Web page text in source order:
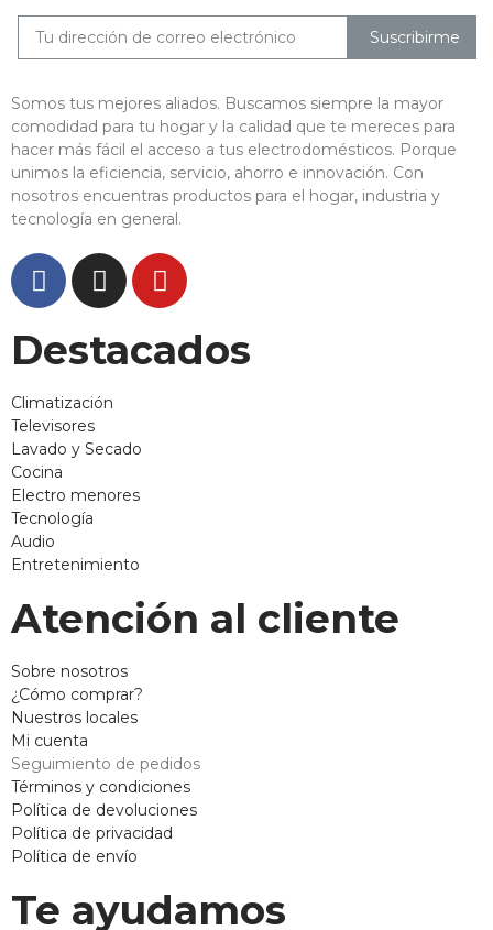
Suscribirme
Somos tus mejores aliados. Buscamos siempre la mayor
comodidad para tu hogar y la calidad que te mereces para
hacer más fácil el acceso a tus electrodomésticos. Porque
unimos la eficiencia, servicio, ahorro e innovación. Con
nosotros encuentras productos para el hogar, industria y
tecnología en general.
Destacados
Climatización
Televisores
Lavado y Secado
Cocina
Electro menores
Tecnología
Audio
Entretenimiento
Atención al cliente
Sobre nosotros
¿Cómo comprar?
Nuestros locales
Mi cuenta
Seguimiento de pedidos
Términos y condiciones
Política de devoluciones
Política de privacidad
Política de envío
Te ayudamos